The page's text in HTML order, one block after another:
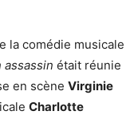
la comédie musicale
assassin était réunie
en scène Virginie
Charlotte